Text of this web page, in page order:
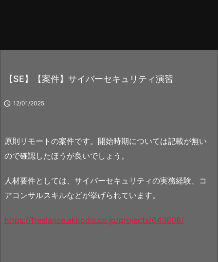
【SE】【案件】サイバーセキュリティ演習
 12/01/2025
原則リモートの案件です。開始時期については記載が無い
ので確認したほうが良いでしょう。
人材要件としては、サイバーセキュリティの実務経験、コ
アコンサルスキルなどが挙げられています。
https://freelance.akkodis.co.jp/projects/643608/